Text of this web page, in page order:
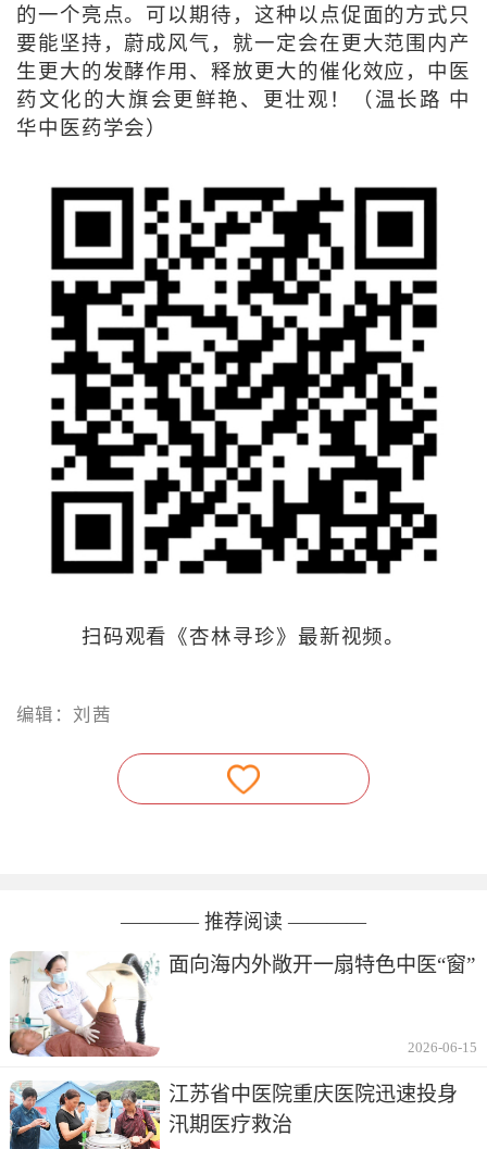
的一个亮点。可以期待，这种以点促面的方式只
要能坚持，蔚成风气，就一定会在更大范围内产
生更大的发酵作用、释放更大的催化效应，中医
药文化的大旗会更鲜艳、更壮观！（温长路 中
华中医药学会）
扫码观看《杏林寻珍》最新视频。
编辑：刘茜
———— 推荐阅读 ————
面向海内外敞开一扇特色中医“窗”
2026-06-15
江苏省中医院重庆医院迅速投身
汛期医疗救治